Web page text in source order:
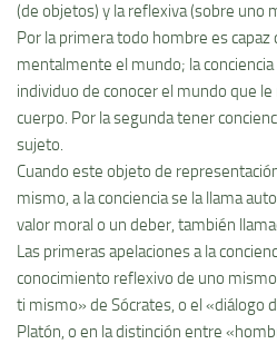
(de objetos) y la reflexiva (sobre uno
Por la primera todo hombre es
mentalmente el mundo; la conciencia
individuo de conocer el mundo que
cuerpo. Por la segunda tener
sujeto.
Cuando este objeto de
mismo, a la conciencia se la llama
valor moral o un deber, también
Las primeras apelaciones a la
conocimiento reflexivo de uno
ti mismo» de Sócrates, o el «diálogo
Platón, o en la distinción entre